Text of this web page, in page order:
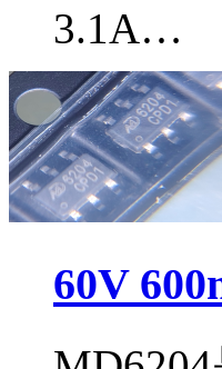
3.1A…
60V